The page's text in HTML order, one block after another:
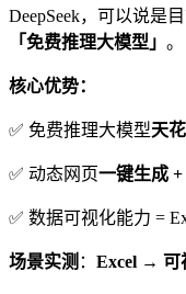
DeepSeek，可以说是
「免费推理大模型」 。
核心优势：
✅ 免费推理大模型天
✅ 动态网页一键生成
✅ 数据可视化能力 =
场景实测 ： Excel → 可